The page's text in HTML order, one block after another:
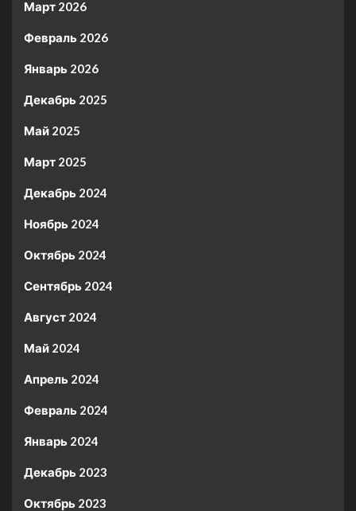
Март 2026
Февраль 2026
Январь 2026
Декабрь 2025
Май 2025
Март 2025
Декабрь 2024
Ноябрь 2024
Октябрь 2024
Сентябрь 2024
Август 2024
Май 2024
Апрель 2024
Февраль 2024
Январь 2024
Декабрь 2023
Октябрь 2023